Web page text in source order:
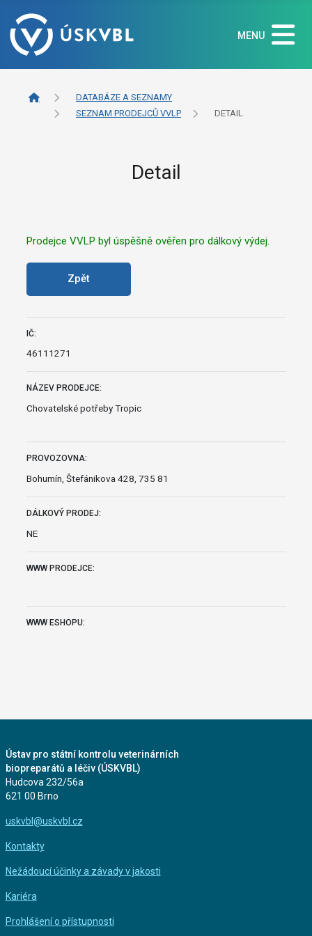
MENU
DATABÁZE A SEZNAMY
SEZNAM PRODEJCŮ VVLP
DETAIL
Detail
Prodejce VVLP byl úspěšně ověřen pro dálkový výdej.
Zpět
IČ:
46111271
NÁZEV PRODEJCE:
Chovatelské potřeby Tropic
PROVOZOVNA:
Bohumín, Štefánikova 428, 735 81
DÁLKOVÝ PRODEJ:
NE
WWW PRODEJCE:
WWW ESHOPU:
Ústav pro státní kontrolu veterinárních
biopreparátů a léčiv (ÚSKVBL)
Hudcova 232/56a
621 00 Brno
uskvbl@uskvbl.cz
Kontakty
Nežádoucí účinky a závady v jakosti
Kariéra
Prohlášení o přístupnosti